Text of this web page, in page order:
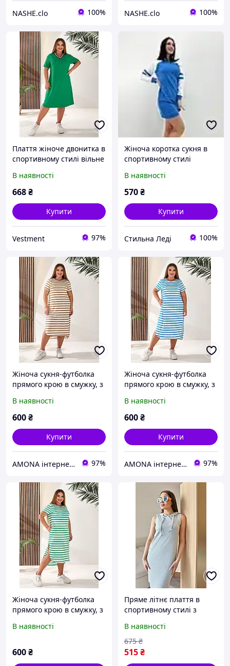
NASHE.clo 100% NASHE.clo 100%
Плаття жіноче двонитка в
спортивному стилі вільне
В наявності
668₴
Купити
Vestment 97%
Жіноча коротка сукня в
спортивному стилі
50-52
В наявності
570₴
Купити
Стильна Леді 100%
Жіноча сукня-футболка
прямого крою в смужку, з
спортивному стилі, батал
великі розміри
В наявності
600₴
Купити
AMONA інтернет-магазин модного одягу 97%
Жіноча сукня-футболка
прямого крою в смужку, з
спортивному стилі, батал
великі розміри
В наявності
600₴
Купити
AMONA інтернет-магазин модного одягу 97%
Жіноча сукня-футболка
прямого крою в смужку, з
спортивному стилі, батал
В наявності
600₴
Пряме літнє плаття в
спортивному стилі з
В наявності
515₴
675 ₴